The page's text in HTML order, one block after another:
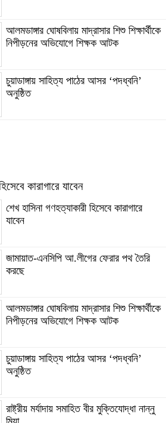
আলমডাঙ্গার ঘোষবিলায় মাদ্রাসার শিশু শিক্ষার্থীকে
নিপীড়নের অভিযোগে শিক্ষক আটক
চুয়াডাঙ্গায় সাহিত্য পাঠের আসর ‘পদধ্বনি’
অনুষ্ঠিত
কারাগারে যাবেন
শেখ হাসিনা গণহত্যাকারী হিসেবে কারাগারে
যাবেন
জামায়াত-এনসিপি আ.লীগের ফেরার পথ তৈরি
করছে
আলমডাঙ্গার ঘোষবিলায় মাদ্রাসার শিশু শিক্ষার্থীকে
নিপীড়নের অভিযোগে শিক্ষক আটক
চুয়াডাঙ্গায় সাহিত্য পাঠের আসর ‘পদধ্বনি’
অনুষ্ঠিত
রাষ্ট্রীয় মর্যাদায় সমাহিত বীর মুক্তিযোদ্ধা নান্নু